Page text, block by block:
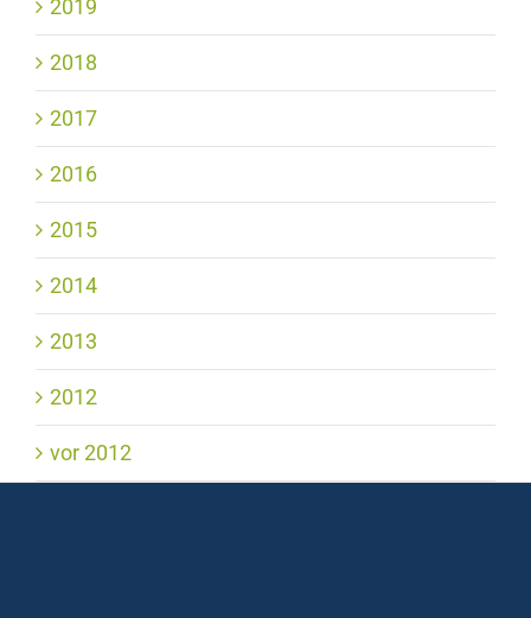
2019
2018
2017
2016
2015
2014
2013
2012
vor 2012